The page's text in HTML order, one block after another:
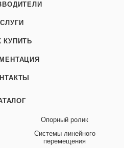
КУПИТЬ
Опорный ролик
Системы линейного
перемещения